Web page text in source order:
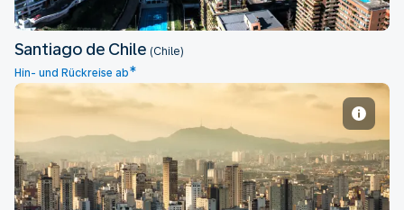
Santiago de Chile (Chile)
Hin- und Rückreise ab*
São Paulo